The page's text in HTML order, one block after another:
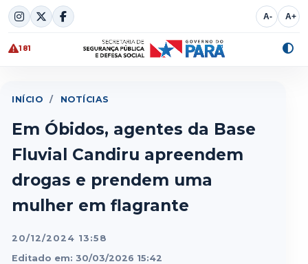
Skip
to
content
A- A+
181
INÍCIO / NOTÍCIAS
Em Óbidos, agentes da Base
Fluvial Candiru apreendem
drogas e prendem uma
mulher em flagrante
20/12/2024 13:58
Editado em: 30/03/2026 15:42